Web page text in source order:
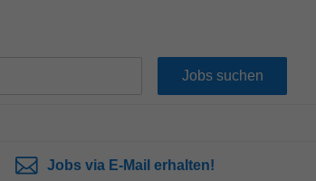
Jobs via E-Mail erhalten!